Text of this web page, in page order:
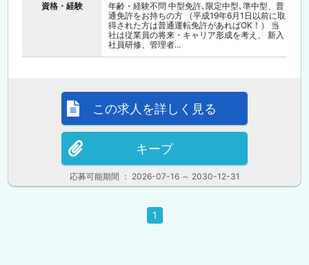
資格・経験
年齢・経験不問 中型免許､限定中型､準中型、普
通免許をお持ちの方 （平成19年6月1日以前に取
得された方は普通運転免許があればOK！） 当
社は従業員の将来・キャリア形成を考え、 新入
社員研修、管理者...
応募可能期間 ： 2026-07-16 ～ 2030-12-31
この求人を詳しく見る
キープ
1